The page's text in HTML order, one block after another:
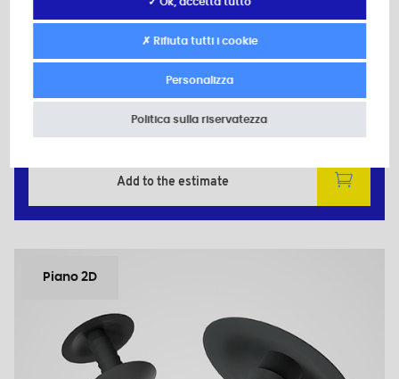
d: 4,8
Quantità minima di vendita : 1000
Add to the estimate
Piano 2D
✗ Rifiuta tutti i cookie
Personalizza
Politica sulla riservatezza